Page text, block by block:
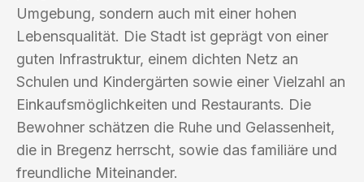
Umgebung, sondern auch mit einer hohen
Lebensqualität. Die Stadt ist geprägt von einer
guten Infrastruktur, einem dichten Netz an
Schulen und Kindergärten sowie einer Vielzahl an
Einkaufsmöglichkeiten und Restaurants. Die
Bewohner schätzen die Ruhe und Gelassenheit,
die in Bregenz herrscht, sowie das familiäre und
freundliche Miteinander.